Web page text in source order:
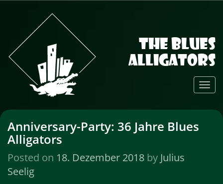
The Blues
Alligators
Toggle
Anniversary-Party: 36 Jahre Blues
Alligators
Posted on 18. Dezember 2018 by Julius
Seelig